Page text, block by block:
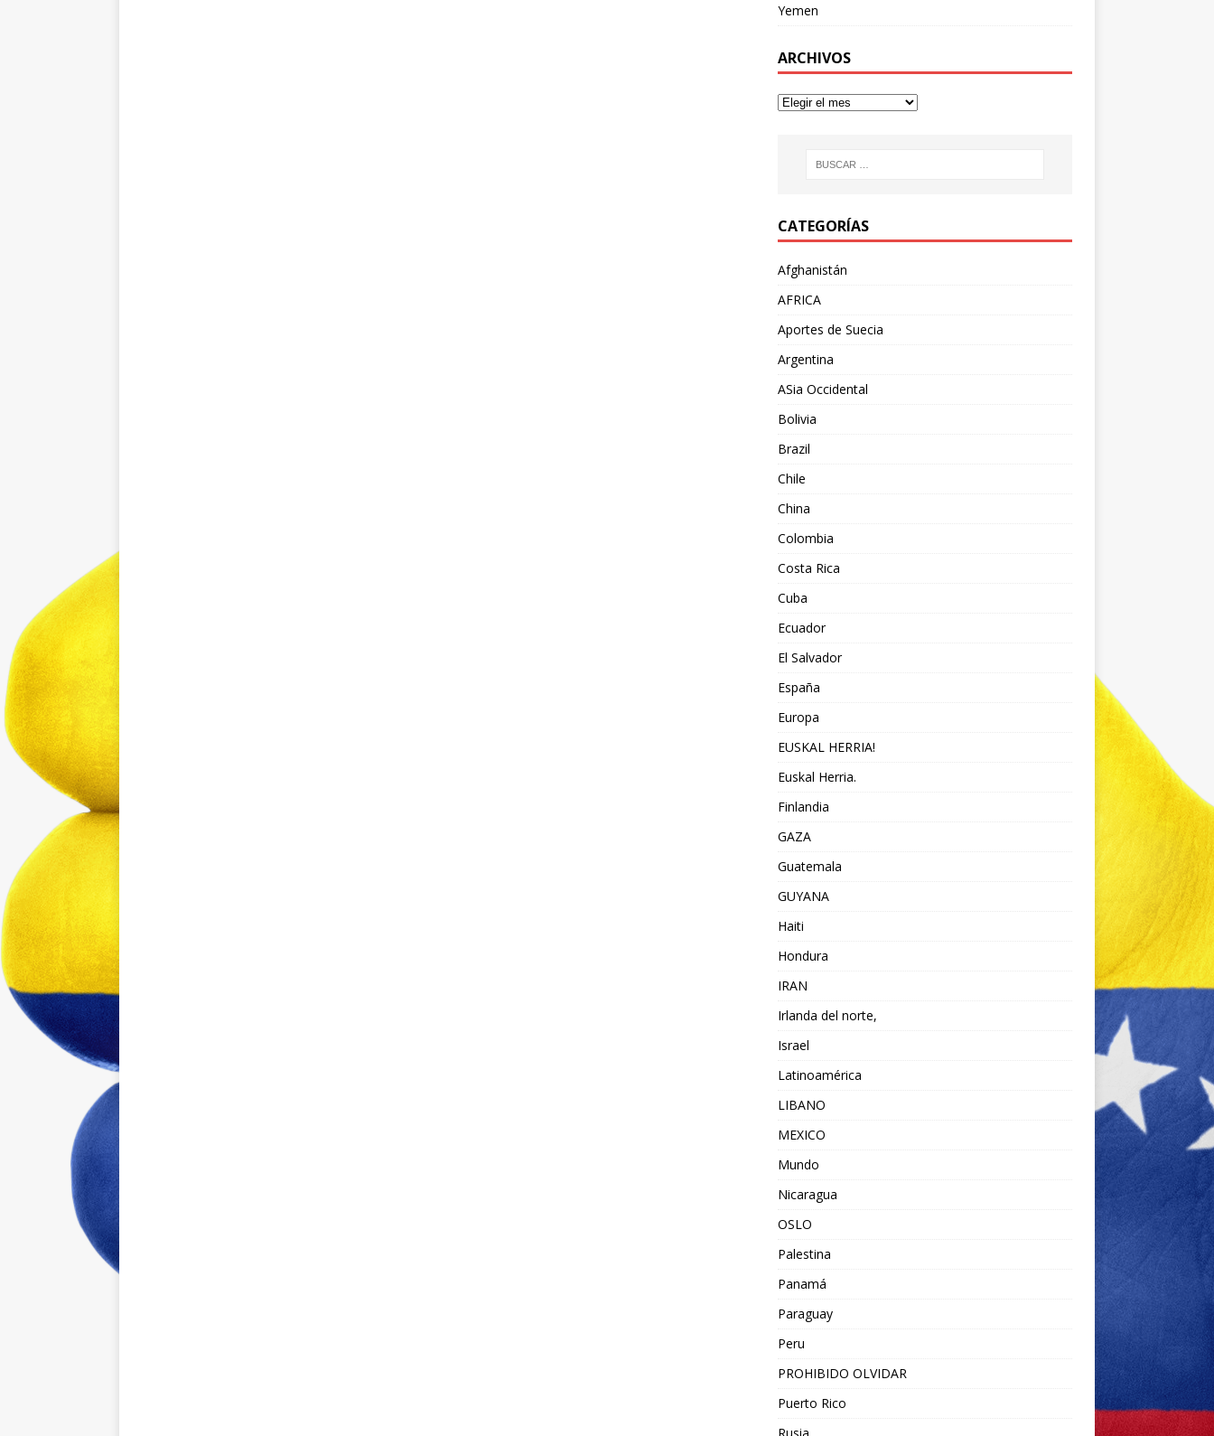
Yemen
ARCHIVOS
CATEGORÍAS
Afghanistán
AFRICA
Aportes de Suecia
Argentina
ASia Occidental
Bolivia
Brazil
Chile
China
Colombia
Costa Rica
Cuba
Ecuador
El Salvador
España
Europa
EUSKAL HERRIA!
Euskal Herria.
Finlandia
GAZA
Guatemala
GUYANA
Haiti
Hondura
IRAN
Irlanda del norte,
Israel
Latinoamérica
LIBANO
MEXICO
Mundo
Nicaragua
OSLO
Palestina
Panamá
Paraguay
Peru
PROHIBIDO OLVIDAR
Puerto Rico